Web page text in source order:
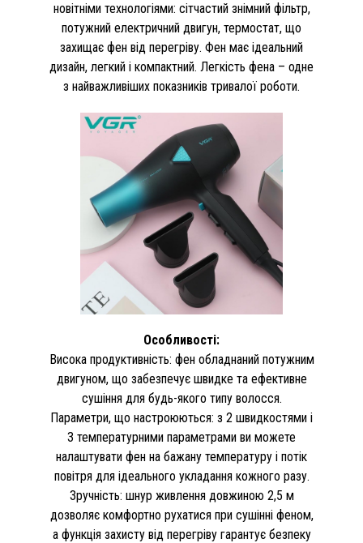
новітніми технологіями: сітчастий знімний фільтр,
потужний електричний двигун, термостат, що
захищає фен від перегріву. Фен має ідеальний
дизайн, легкий і компактний. Легкість фена – одне
з найважливіших показників тривалої роботи.
Особливості:
Висока продуктивність: фен обладнаний потужним
двигуном, що забезпечує швидке та ефективне
сушіння для будь-якого типу волосся.
Параметри, що настроюються: з 2 швидкостями і
3 температурними параметрами ви можете
налаштувати фен на бажану температуру і потік
повітря для ідеального укладання кожного разу.
Зручність: шнур живлення довжиною 2,5 м
дозволяє комфортно рухатися при сушінні феном,
а функція захисту від перегріву гарантує безпеку